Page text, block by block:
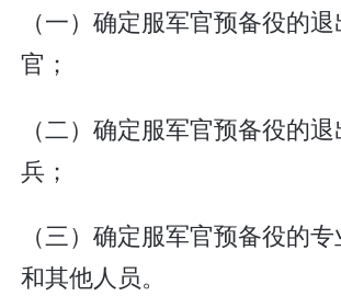
（一）确定服军官预备役的
官；
（二）确定服军官预备役的
兵；
（三）确定服军官预备役的
和其他人员。